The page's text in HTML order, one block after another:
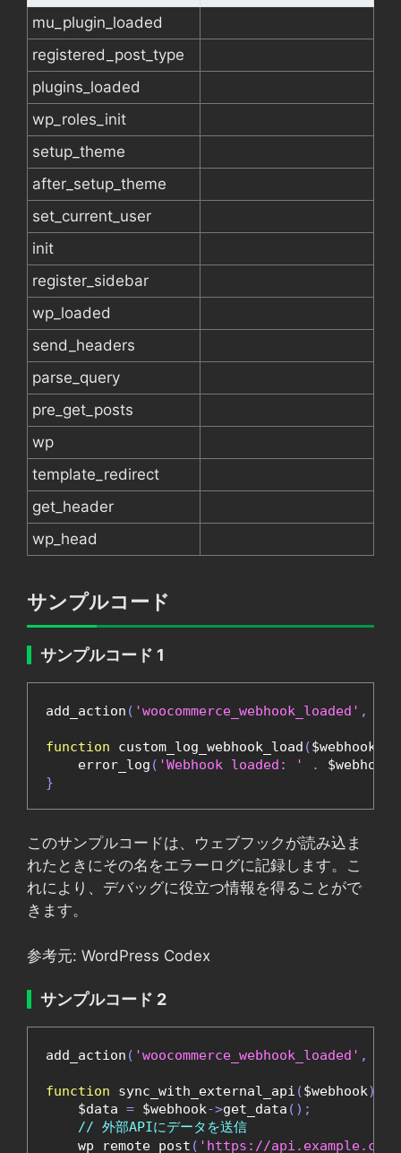
mu_plugin_loaded
registered_post_type
plugins_loaded
wp_roles_init
setup_theme
after_setup_theme
set_current_user
init
register_sidebar
wp_loaded
send_headers
parse_query
pre_get_posts
wp
template_redirect
get_header
wp_head
サンプルコード
サンプルコード 1
add_action ( 'woocommerce_webhook_loaded' ,
function custom_log_webhook_load ($webhook
    error_log
( 'Webhook loaded: ' . $webhook
}
このサンプルコードは、ウェブフックが読み込ま
れたときにその名をエラーログに記録します。こ
れにより、デバッグに役立つ情報を得ることがで
きます。
参考元: WordPress Codex
サンプルコード 2
add_action ( 'woocommerce_webhook_loaded' ,
function sync_with_external_api ($webhook)
    $data
= $webhook->get_data ();
// 外部APIにデータを送信
    wp_remote_post
( 'https://